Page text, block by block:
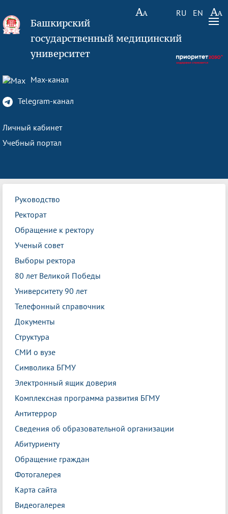
RU EN
Башкирский
государственный медицинский
университет
Max-канал
Telegram-канал
Личный кабинет
Учебный портал
Руководство
Ректорат
Обращение к ректору
Ученый совет
Выборы ректора
80 лет Великой Победы
Университету 90 лет
Телефонный справочник
Документы
Структура
СМИ о вузе
Символика БГМУ
Электронный ящик доверия
Комплексная программа развития БГМУ
Антитеррор
Сведения об образовательной организации
Абитуриенту
Обращение граждан
Фотогалерея
Карта сайта
Видеогалерея